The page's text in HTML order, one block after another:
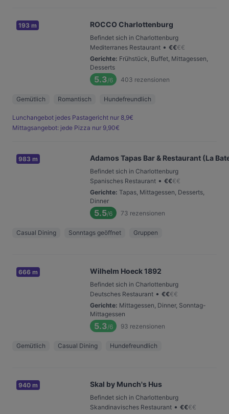
193 m ROCCO Charlottenburg
Befindet sich in Charlottenburg
Mediterranes Restaurant • €€€€
Gerichte: Frühstück, Buffet, Mittagessen,
Desserts
5.3/6 403 rezensionen
Gemütlich Romantisch Hundefreundlich
Lunchangebot jedes Pastagericht nur 8,9€
Mittagsangebot: jede Pizza nur 9,90€
983 m Adamos Tapas Bar & Restaurant (La
Befindet sich in Charlottenburg
Spanisches Restaurant • €€€€
Gerichte: Tapas, Mittagessen, Desserts,
Dinner
5.5/6 73 rezensionen
Casual Dining Sonntags geöffnet Gruppen
666 m Wilhelm Hoeck 1892
Befindet sich in Charlottenburg
Deutsches Restaurant • €€€€
Gerichte: Mittagessen, Dinner, Sonntag-
Mittagessen
5.3/6 93 rezensionen
Gemütlich Casual Dining Hundefreundlich
940 m Skal by Munch's Hus
Befindet sich in Charlottenburg
Skandinavisches Restaurant • €€€€